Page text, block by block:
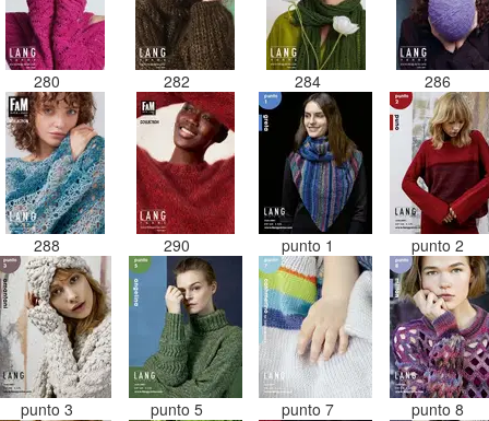
280 282 284 286
288 290 punto 1 punto 2
punto 3 punto 5 punto 7 punto 8